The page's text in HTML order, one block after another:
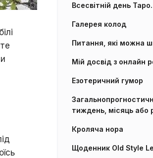
Всесвітній день
Галерея колод
Питання, які можна
Мій досвід з онлайн
Езотеричний гумор
тиждень, місяць або
Кроляча нора
Щоденник Old Style